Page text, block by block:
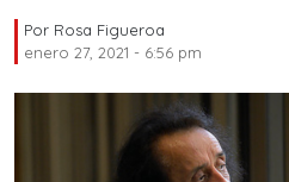
Por Rosa Figueroa
enero 27, 2021 - 6:56 pm